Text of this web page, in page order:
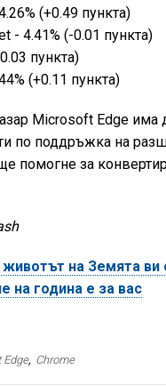
(+0.49 пункта)
- 4.41% (-0.01 пункта)
пункта)
(+0.11 пункта)
Microsoft Edge има
по поддръжка на
помогне за
на Земята ви
на година е за вас
, Chrome